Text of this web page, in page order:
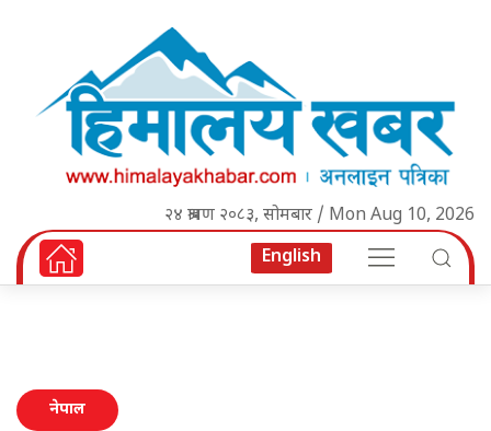
२४ श्रावण २०८३, सोमबार / Mon Aug 10, 2026
English
नेपाल